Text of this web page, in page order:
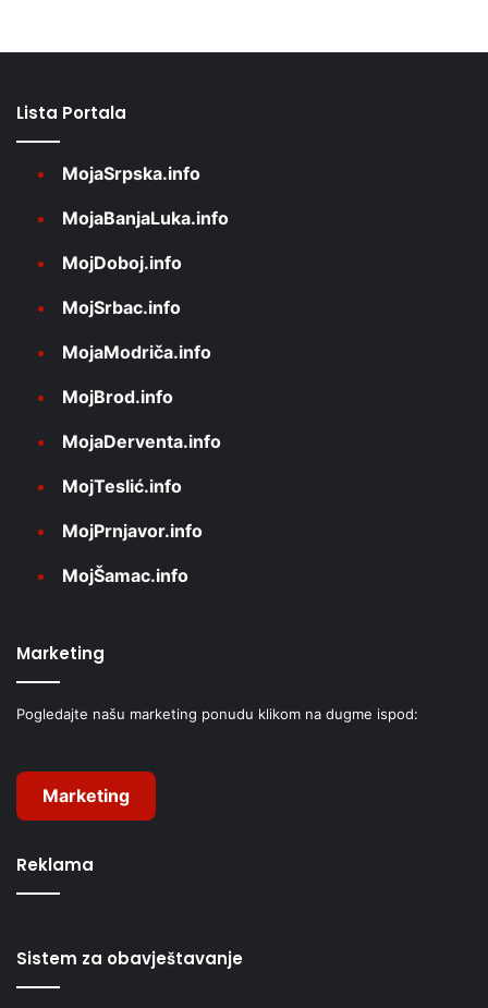
Lista Portala
MojaSrpska.info
MojaBanjaLuka.info
MojDoboj.info
MojSrbac.info
MojaModriča.info
MojBrod.info
MojaDerventa.info
MojTeslić.info
MojPrnjavor.info
MojŠamac.info
Marketing
Pogledajte našu marketing ponudu klikom na dugme ispod:
Marketing
Reklama
Sistem za obavještavanje